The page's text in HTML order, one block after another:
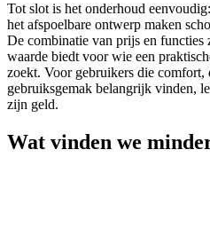
Tot slot is het onderhoud
het afspoelbare ontwerp maken
De combinatie van prijs en
waarde biedt voor wie een
zoekt. Voor gebruikers die comfort,
gebruiksgemak belangrijk vinden,
zijn geld.
Wat vinden we